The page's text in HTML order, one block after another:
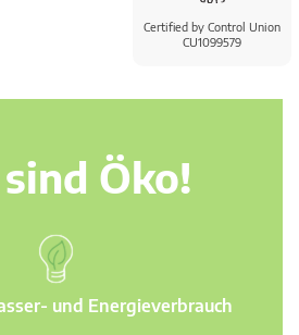
Certified by Control Union
CU1099579
Öko!
und Energieverbrauch